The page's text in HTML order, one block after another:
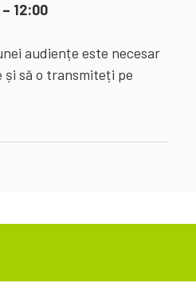
12:00
audiențe este necesar
și să o transmiteți pe